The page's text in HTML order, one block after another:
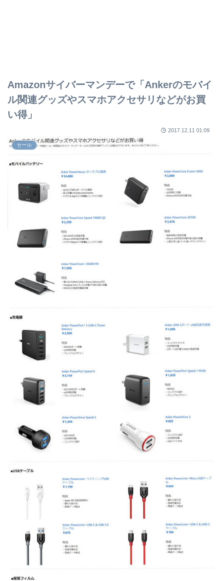
Amazonサイバーマンデーで「Ankerのモバイ
ル関連グッズやスマホアクセサリなどがお買
い得」
2017.12.11 01:09
セール